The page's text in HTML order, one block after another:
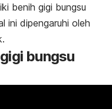
benih gigi bungsu
ini dipengaruhi oleh
bungsu